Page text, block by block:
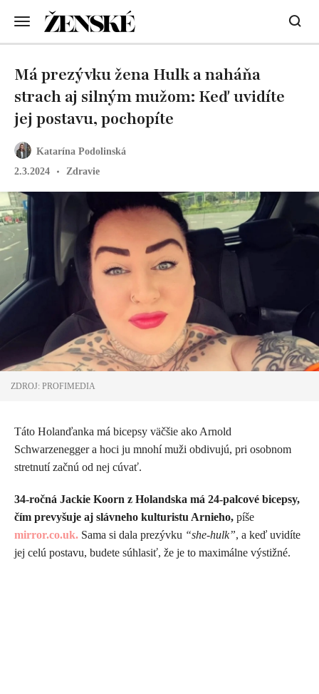
Katarína Podolinská
2.3.2024
Zdravie
Má prezývku žena Hulk a naháňa
strach aj silným mužom: Keď uvidíte
jej postavu, pochopíte
ZDROJ: PROFIMEDIA
Táto Holanďanka má bicepsy väčšie ako Arnold
Schwarzenegger a hoci ju mnohí muži obdivujú, pri osobnom
stretnutí začnú od nej cúvať.
34-ročná Jackie Koorn z Holandska má 24-palcové bicepsy,
čím prevyšuje aj slávneho kulturistu Arnieho, píše
mirror.co.uk. Sama si dala prezývku “she-hulk”, a keď uvidíte
jej celú postavu, budete súhlasiť, že je to maximálne výstižné.